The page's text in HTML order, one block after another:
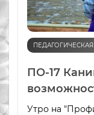
ПО-17
Утро на